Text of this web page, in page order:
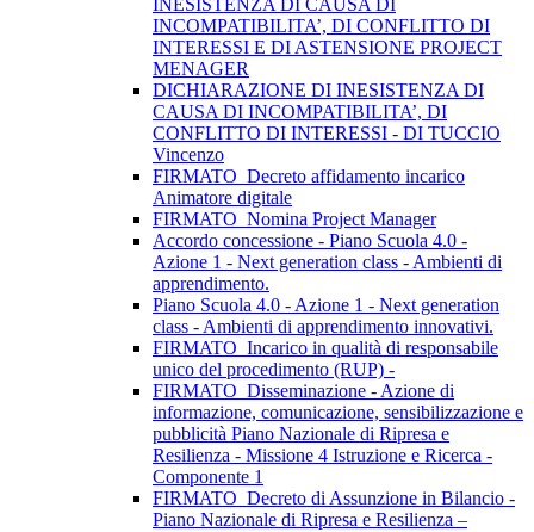
INESISTENZA DI CAUSA DI
INCOMPATIBILITA’, DI CONFLITTO DI
INTERESSI E DI ASTENSIONE PROJECT
MENAGER
DICHIARAZIONE DI INESISTENZA DI
CAUSA DI INCOMPATIBILITA’, DI
CONFLITTO DI INTERESSI - DI TUCCIO
Vincenzo
FIRMATO_Decreto affidamento incarico
Animatore digitale
FIRMATO_Nomina Project Manager
Accordo concessione - Piano Scuola 4.0 -
Azione 1 - Next generation class - Ambienti di
apprendimento.
Piano Scuola 4.0 - Azione 1 - Next generation
class - Ambienti di apprendimento innovativi.
FIRMATO_Incarico in qualità di responsabile
unico del procedimento (RUP) -
FIRMATO_Disseminazione - Azione di
informazione, comunicazione, sensibilizzazione e
pubblicità Piano Nazionale di Ripresa e
Resilienza - Missione 4 Istruzione e Ricerca -
Componente 1
FIRMATO_Decreto di Assunzione in Bilancio -
Piano Nazionale di Ripresa e Resilienza –